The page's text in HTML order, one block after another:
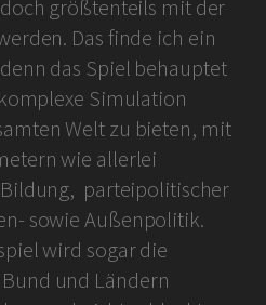
größtenteils mit der
Das finde ich ein
das Spiel behauptet
Simulation
Welt zu bieten, mit
wie allerlei
parteipolitischer
sowie Außenpolitik.
wird sogar die
und Ländern